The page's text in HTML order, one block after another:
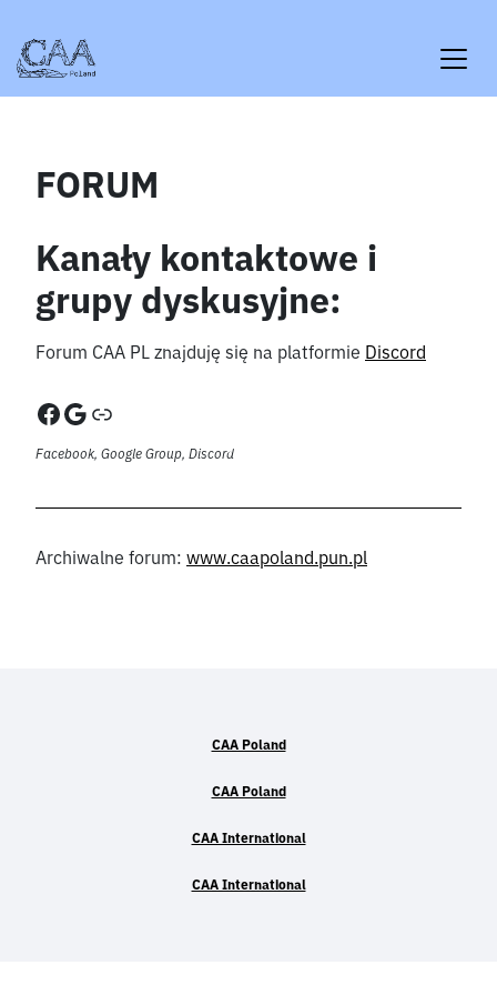
to
content
FORUM
Kanały kontaktowe i
grupy dyskusyjne:
Forum CAA PL znajduję się na platformie Discord
Facebook
Google
Link
Facebook, Google Group, Discord
Archiwalne forum: www.caapoland.pun.pl
CAA Poland
CAA Poland
CAA International
CAA International